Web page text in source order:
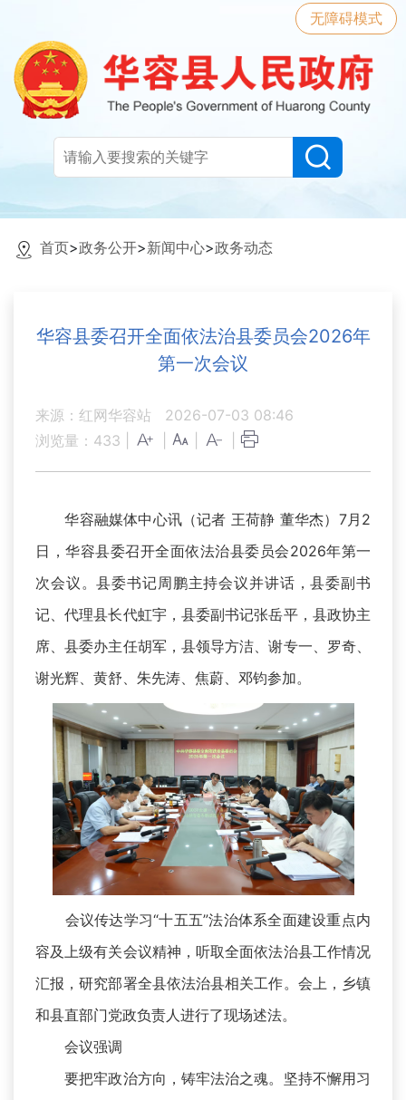
无障碍模式
首页>政务公开>新闻中心>政务动态
华容县委召开全面依法治县委员会2026年
第一次会议
来源：红网华容站
2026-07-03 08:46
浏览量： 433
华容融媒体中心讯（记者 王荷静 董华杰）7月2
日，华容县委召开全面依法治县委员会2026年第一
次会议。县委书记周鹏主持会议并讲话，县委副书
记、代理县长代虹宇，县委副书记张岳平，县政协主
席、县委办主任胡军，县领导方洁、谢专一、罗奇、
谢光辉、黄舒、朱先涛、焦蔚、邓钧参加。
会议传达学习“十五五”法治体系全面建设重点内
容及上级有关会议精神，听取全面依法治县工作情况
汇报，研究部署全县依法治县相关工作。会上，乡镇
和县直部门党政负责人进行了现场述法。
会议强调
要把牢政治方向，铸牢法治之魂。坚持不懈用习